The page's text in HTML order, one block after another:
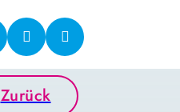
Zurück